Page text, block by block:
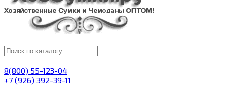
8(800) 55-123-04
+7 (926) 392-39-11